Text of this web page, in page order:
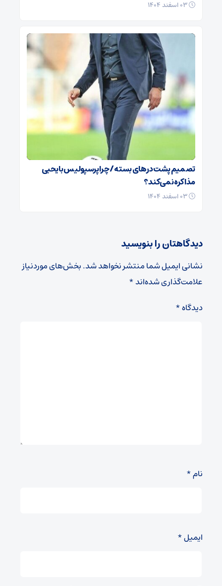
تصمیم پشت در‌های بسته / چرا پرسپولیس با یحیی
مذاکره نمی‌کند؟
دیدگاهتان را بنویسید
نشانی ایمیل شما منتشر نخواهد شد.بخش‌های موردنیاز
علامت‌گذاری شده‌اند*
دیدگاه*
نام*
ایمیل*